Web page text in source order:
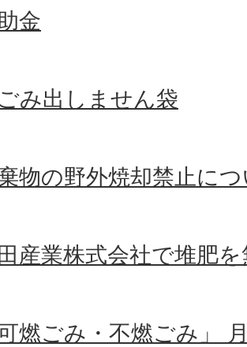
金
み出しません袋
物の野外焼却禁止に
産業株式会社で堆肥
可燃ごみ・不燃ごみ」